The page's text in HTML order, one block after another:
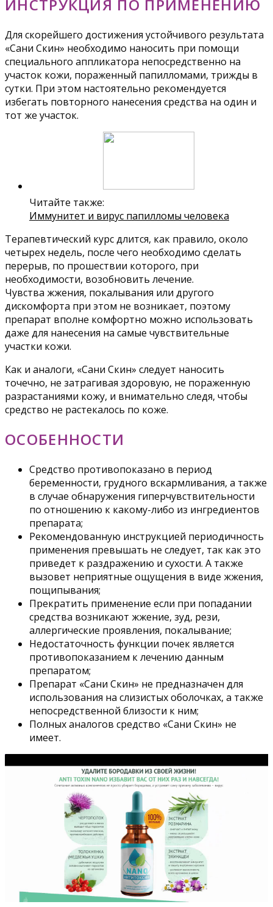
ИНСТРУКЦИЯ ПО ПРИМЕНЕНИЮ
Для скорейшего достижения устойчивого результата
«Cани Cкин» необходимо наносить при помощи
специального аппликатора непосредственно на
участок кожи, пораженный папилломами, трижды в
сутки. При этом настоятельно рекомендуется
избегать повторного нанесения средства на один и
тот же участок.
Читайте также:
Иммунитет и вирус папилломы человека
Терапевтический курс длится, как правило, около
четырех недель, после чего необходимо сделать
перерыв, по прошествии которого, при
необходимости, возобновить лечение.
Чувства жжения, покалывания или другого
дискомфорта при этом не возникает, поэтому
препарат вполне комфортно можно использовать
даже для нанесения на самые чувствительные
участки кожи.
Как и аналоги, «Сани Скин» следует наносить
точечно, не затрагивая здоровую, не пораженную
разрастаниями кожу, и внимательно следя, чтобы
средство не растекалось по коже.
ОСОБЕННОСТИ
Средство противопоказано в период
беременности, грудного вскармливания, а также
в случае обнаружения гиперчувствительности
по отношению к какому-либо из ингредиентов
препарата;
Рекомендованную инструкцией периодичность
применения превышать не следует, так как это
приведет к раздражению и сухости. А также
вызовет неприятные ощущения в виде жжения,
пощипывания;
Прекратить применение если при попадании
средства возникают жжение, зуд, рези,
аллергические проявления, покалывание;
Недостаточность функции почек является
противопоказанием к лечению данным
препаратом;
Препарат «Сани Скин» не предназначен для
использования на слизистых оболочках, а также
непосредственной близости к ним;
Полных аналогов средство «Сани Скин» не
имеет.